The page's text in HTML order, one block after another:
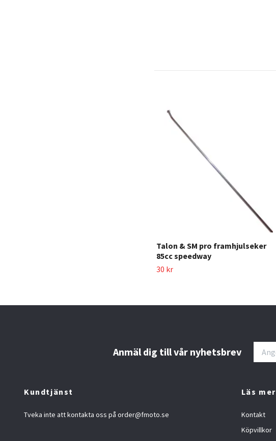
Talon & SM pro framhjulseker
85cc speedway
30 kr
Anmäl dig till vår nyhetsbrev
Kundtjänst
Tveka inte att kontakta oss på order@fmoto.se
Läs mer
Kontakt
Köpvillkor